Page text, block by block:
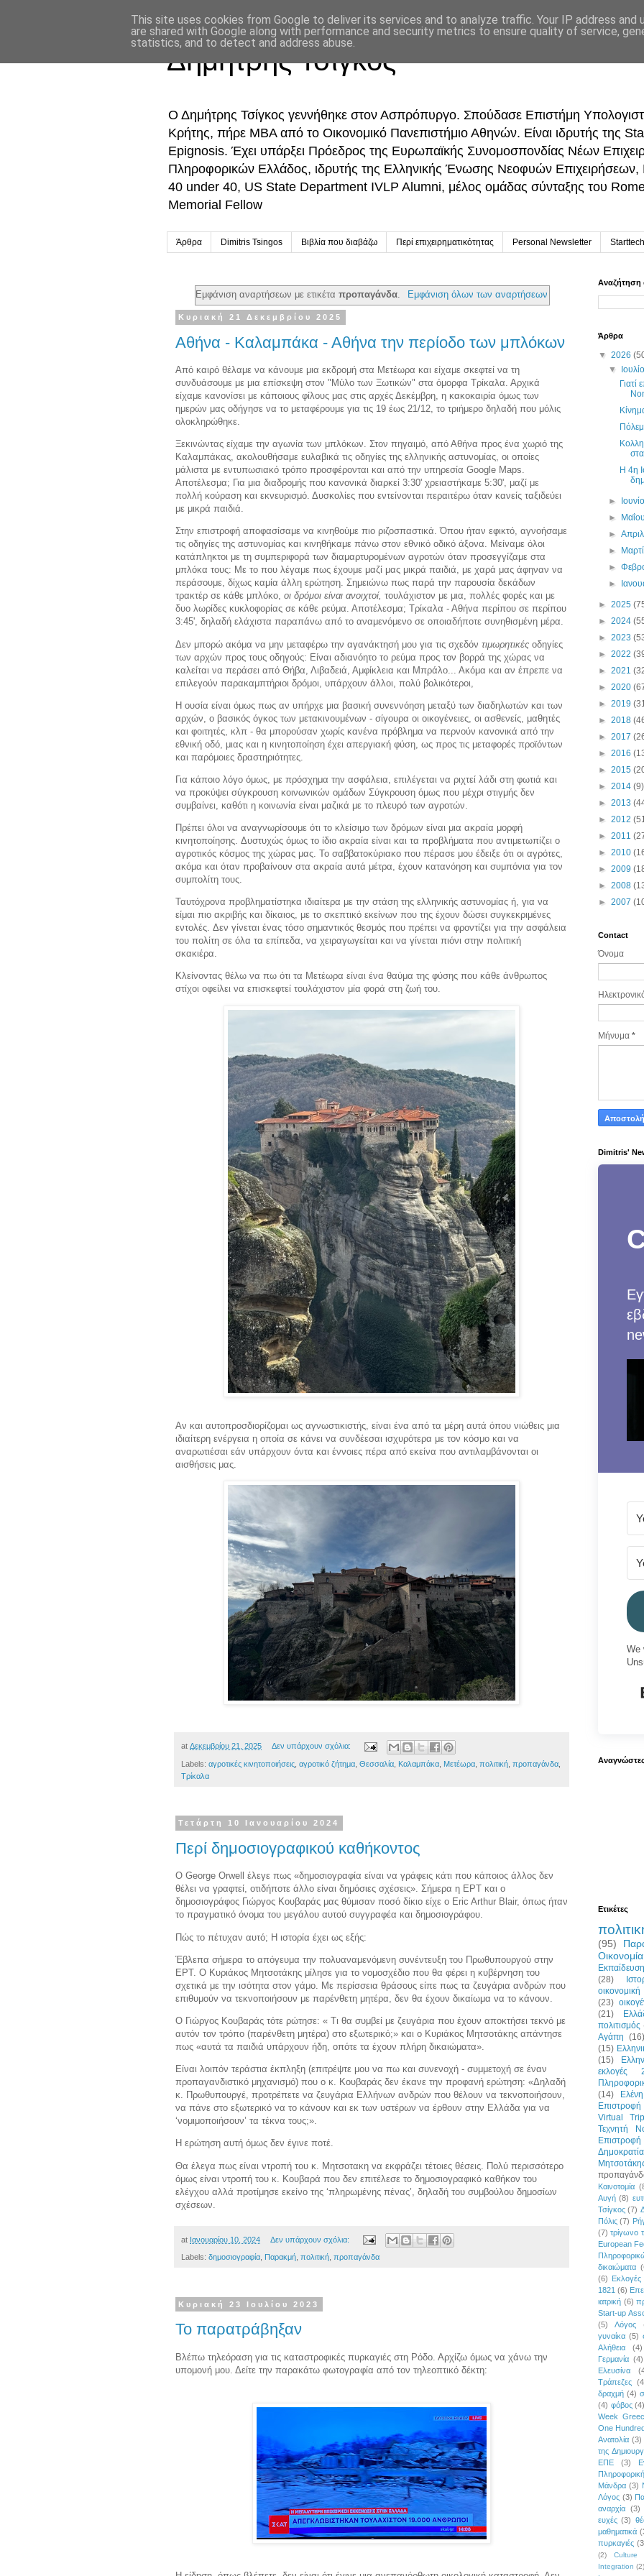
Δημήτρης Τσίγκος
Ο Δημήτρης Τσίγκος γεννήθηκε στον Ασπρόπυργο. Σπούδασε Επιστήμη
Κρήτης, πήρε MBA από το Οικονομικό Πανεπιστήμιο Αθηνών. Είναι ιδρυτής της
Epignosis. Έχει υπάρξει Πρόεδρος της Ευρωπαϊκής Συνομοσπονδίας Νέων
Πληροφορικών Ελλάδος, ιδρυτής της Ελληνικής Ένωσης Νεοφυών
40 under 40, US State Department IVLP Alumni, μέλος ομάδας σύνταξης του
Memorial Fellow
Άρθρα Dimitris Tsingos Βιβλία που διαβάζω Περί επιχειρηματικότητας Personal Newsletter
Εμφάνιση αναρτήσεων με ετικέταπροπαγάνδα. Εμφάνιση όλων των αναρτήσεων
Κυριακή 21 Δεκεμβρίου 2025
Αθήνα - Καλαμπάκα - Αθήνα την περίοδο των μπλόκων
Από καιρό θέλαμε να κάνουμε μια εκδρομή στα Μετέωρα και είχαμε σκεφτεί να τη
συνδυάσουμε με μια επίσκεψη στον "Μύλο των Ξωτικών" στα όμορφα Τρίκαλα. Αρχικά
είχαμε κανονίσει με κάποιους φίλους μας στις αρχές Δεκέμβρη, η κακοκαιρία όμως των
ημερών μας οδήγησε να το μεταφέρουμε για τις 19 έως 21/12, το τριήμερο δηλαδή που μόλις
ολοκληρώθηκε.
Ξεκινώντας είχαμε την αγωνία των μπλόκων. Στον πηγαιμό, από Αθήνα προς ένα χωριό της
Καλαμπάκας, ακολουθήσαμε ευλαβικά τις οδηγίες της ελληνικής αστυνομίας, οι οποίες
μάλιστα με εντυπωσιακό τρόπο προσφέρονται και από την υπηρεσία Google Maps.
Αποτέλεσμα; Για μια διαδρομής που κανονικά διαρκεί 3:30' χρειαστήκαμε 5:30', μαζί με
πολλή κούραση και εκνευρισμό. Δυσκολίες που εντείνονται περαιτέρω όταν κανείς ταξιδεύει
με μικρά παιδιά.
Στην επιστροφή αποφασίσαμε να κινηθούμε πιο ριζοσπαστικά. Όπου ήταν εφικτό, αγνοήσαμε
τις οδηγίες της αστυνομίας και κινηθήκαμε πάνω στον εθνικό οδικό άξονα. Μείναμε όλοι
κατάπληκτοι με τη συμπεριφορά των διαμαρτυρομένων αγροτών όταν προσεγγίζαμε στα
μπλόκα τους: Με το που λέγαμε πως έχουμε μαζί μας μικρά παιδιά, με χαρά μας άφηναν να
περάσουμε, δίχως καμία άλλη ερώτηση. Σημειώνω πως παρά την παρουσία δεκάδων
τρακτέρ σε κάθε μπλόκο, οι δρόμοι είναι ανοιχτοί, τουλάχιστον με μια, πολλές φορές και με
δυο λωρίδες κυκλοφορίας σε κάθε ρεύμα. Αποτέλεσμα; Τρίκαλα - Αθήνα περίπου σε περίπου
3:45', δηλαδή ελάχιστα παραπάνω από το αναμενόμενο σε οποιαδήποτε συνηθισμένη μέρα.
Δεν μπορώ ακόμα να μην μεταφέρω την αγανάκτησή μου για τις σχεδόν τιμωρητικές οδηγίες
των αρχών προς τους οδηγούς: Είναι αδιανόητο το ρεύμα προς τον βορρά της χώρας να
καλείται να περάσει από Θήβα, Λιβαδειά, Αμφίκλεια και Μπράλο... Ακόμα και αν έπρεπε να
επιλεγούν παρακαμπτήριοι δρόμοι, υπάρχουν άλλοι, πολύ βολικότεροι,
Η ουσία είναι όμως πως αν υπήρχε μια βασική συνεννόηση μεταξύ των διαδηλωτών και των
αρχών, ο βασικός όγκος των μετακινουμένων - σίγουρα οι οικογένειες, οι ασθενείς, μαθητές
και φοιτητές, κλπ - θα μπορούσαν χωρίς κανένα πρόβλημα να περνούν κανονικά από την
εθνική οδό, μιας και η κινητοποίηση έχει απεργιακή φύση, ως προς τις μεταφορές προϊόντων
και παρόμοιες δραστηριότητες.
Για κάποιο λόγο όμως, με πρόσχημα την ασφάλεια, επιλέγεται να ριχτεί λάδι στη φωτιά και
να προκύψει σύγκρουση κοινωνικών ομάδων Σύγκρουση όμως που μέχρι στιγμής δεν
συμβαίνει, καθότι η κοινωνία είναι μαζικά με το πλευρό των αγροτών.
Πρέπει όλοι να αναγνωρίσουμε ότι το κλείσιμο των δρόμων είναι μια ακραία μορφή
κινητοποίησης. Δυστυχώς όμως το ίδιο ακραία είναι και τα προβλήματα που αντιμετωπίζει ο
αγροτικός κόσμος της χώρας μας. Το σαββατοκύριακο που πέρασε μου έδειξε ότι οι αγρότες,
ακόμα και όταν προβαίνουν στα ακραία αυτά μέτρα, έχουν κατανόηση και συμπόνια για τον
συμπολίτη τους.
Ταυτόχρονα προβληματίστηκα ιδιαίτερα με την στάση της ελληνικής αστυνομίας ή, για να
είμαι πιο ακριβής και δίκαιος, με το σκεπτικό εκείνων που της έχουν δώσει συγκεκριμένες
εντολές. Δεν γίνεται ένας τόσο σημαντικός θεσμός που πρέπει να φροντίζει για την ασφάλεια
του πολίτη σε όλα τα επίπεδα, να χειραγωγείται και να γίνεται πιόνι στην πολιτική
σκακιέρα.
Κλείνοντας θέλω να πω ότι τα Μετέωρα είναι ένα θαύμα της φύσης που κάθε άνθρωπος
στίχοι οφείλει να επισκεφτεί τουλάχιστον μία φορά στη ζωή του.
Αν και αυτοπροσδιορίζομαι ως αγνωστικιστής, είναι ένα από τα μέρη αυτά όπου νιώθεις μια
ιδιαίτερη ενέργεια η οποία σε κάνει να συνδέεσαι ισχυρότερα με τον κόσμο και να
αναρωτιέσαι εάν υπάρχουν όντα και έννοιες πέρα από εκείνα που αντιλαμβάνονται οι
αισθήσεις μας.
at Δεκεμβρίου 21, 2025 Δεν υπάρχουν σχόλια:
Labels: αγροτικές κινητοποιήσεις αγροτικό ζήτημα Θεσσαλία Καλαμπάκα Μετέωρα πολιτική προπαγάνδα
Τρίκαλα
Τετάρτη 10 Ιανουαρίου 2024
Περί δημοσιογραφικού καθήκοντος
Ο George Orwell έλεγε πως «δημοσιογραφία είναι να γράφεις κάτι που κάποιος άλλος δεν
θέλει να γραφτεί, οτιδήποτε άλλο είναι δημόσιες σχέσεις». Σήμερα η ΕΡΤ και ο
δημοσιογράφος Γιώργος Κουβαράς μας θύμισαν ποσό δίκιο είχε o Eric Arthur Blair, όπως ήταν
το πραγματικό όνομα του μεγάλου αυτού συγγραφέα και δημοσιογράφου.
Πώς το πέτυχαν αυτό; Η ιστορία έχει ως εξής:
Έβλεπα σήμερα το απόγευμα την πολυαναμενόμενη συνέντευξη του Πρωθυπουργού στην
ΕΡΤ. Ο Κυριάκος Μητσοτάκης μίλησε για το νομοσχέδιο που θα φέρει η κυβέρνηση του
σχετικά με την ισότητα στον γάμο. Με περίσσεια θράσους είπε πως τα ζευγάρια ανδρών που
επιθυμούν να τεκνοποιήσουν με παρένθετη μητέρα, δεν θα έχουν δικαίωμα να το κάνουν.
Ο Γιώργος Κουβαράς τότε ρώτησε: « Τι θα συμβεί με ζευγάρια που έχουν αποκτήσει τεκνό με
αυτόν τον τρόπο (παρένθετη μητέρα) στο εξωτερικό;» και ο Κυριάκος Μητσοτάκης απάντησε
πως «αυτά τα παιδιά υπάρχουν ήδη, οπότε τα έχουν πλήρη δικαιώματα».
Είναι λοιπόν τεράστια έκπληξη (επιτρέψτε μου να πω και συνενοχή - συμμετοχή σε έναν
προπαγανδιστικό μηχανισμό) που ο κ. Κουβαράς δεν έκανε την προφανή ερώτηση: «Δηλαδή
κ. Πρωθυπουργέ, προτρέπετε να ζευγάρια Ελλήνων ανδρών που θέλουν να τεκνοποιήσουν,
να πάνε στο εξωτερικό να το κάνουν και εκ των υστέρων να έρθουν στην Ελλάδα για να
‘νομιμοποιήσουν’ τα τέκνα τους;».
Η ερώτηση αυτή όμως δεν έγινε ποτέ.
Θα έλεγα πως είναι ντροπή του κ. Μητσοτακη να εκφράζει τέτοιες θέσεις. Πολύ περισσότερο
όμως είναι ντροπή του κ. Κουβαρά που δεν επιτέλεσε το δημοσιογραφικό καθήκον του
ελέγχου αλλά προτίμησε εκείνο της ‘πληρωμένης πένας’, δηλαδή του συμβούλου δημοσίων
σχέσεων.
at Ιανουαρίου 10, 2024 Δεν υπάρχουν σχόλια:
Labels: δημοσιογραφία Παρακμή πολιτική προπαγάνδα
Κυριακή 23 Ιουλίου 2023
Το παρατράβηξαν
Βλέπω τηλεόραση για τις καταστροφικές πυρκαγιές στη Ρόδο. Αρχίζω όμως να χάνω την
υπομονή μου. Δείτε την παρακάτω φωτογραφία από τον τηλεοπτικό δέκτη:
Αναζήτηση
Άρθρα
▼ 2026
▼
Γιατί
H 4η
►
►
►
►
►
►
► 2025
► 2024
► 2023
► 2022
► 2021
► 2020
► 2019
► 2018
► 2017
► 2016
► 2015
► 2014 (9)
► 2013
► 2012
► 2011
► 2010
► 2009
► 2008
► 2007
Contact
Όνομα
Μήνυμα *
Dimitris'
We
Αναγνώστες
Ετικέτες
(95)
Οικονομία
Εκπαίδευση
(28)
οικονομική
(23)
(21)
πολιτισμός
Αγάπη (16)
(15)
(15)
εκλογές
(14)
Επιστροφή
Virtual Trip
Τεχνητή
Δημοκρατία
Καινοτομία
Αυγή (8)
Τσίγκος (7)
Πόλις (7)
(7) τρίγωνο
European
δικαιώματα
(6)
1821 (6)
ιατρική (6)
Start-up
(5)
Λόγος
γυναίκα (5)
Αλήθεια
(4)
Γερμανία (4)
Ελευσίνα
Τράπεζες
δραχμή (4)
(4) φόβος (4)
Week
One
Ανατολία (3)
της
ΕΠΕ
(3)
Μάνδρα (3)
Λόγος (3)
αναρχία (3)
ευχές (3)
μαθηματικά
πυρκαγιές
(2)
Culture
Integration (2)
This site uses cookies from Google to deliver its services and to analyze traffic. Your IP address and
are shared with Google along with performance and security metrics to ensure quality of service,
statistics, and to detect and address abuse.